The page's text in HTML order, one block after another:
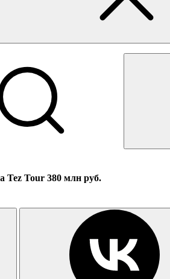
Tez Tour 380 млн руб.